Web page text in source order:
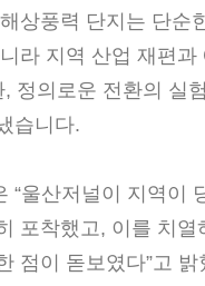
상풍력 단지는 단순
라 지역 산업 재편과
정의로운 전환의 실
습니다.
“울산저널이 지역이
포착했고, 이를 치열
점이 돋보였다”고 밝